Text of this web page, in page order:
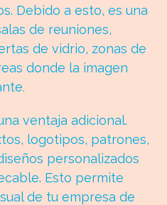
Debido a esto, es una
de reuniones,
de vidrio, zonas de
donde la imagen
ventaja adicional.
logotipos, patrones,
personalizados
Esto permite
de tu empresa de